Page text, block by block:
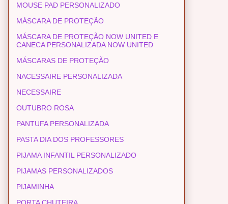
MOUSE PAD PERSONALIZADO
MÁSCARA DE PROTEÇÃO
MÁSCARA DE PROTEÇÃO NOW UNITED E
CANECA PERSONALIZADA NOW UNITED
MÁSCARAS DE PROTEÇÃO
NACESSAIRE PERSONALIZADA
NECESSAIRE
OUTUBRO ROSA
PANTUFA PERSONALIZADA
PASTA DIA DOS PROFESSORES
PIJAMA INFANTIL PERSONALIZADO
PIJAMAS PERSONALIZADOS
PIJAMINHA
PORTA CHUTEIRA